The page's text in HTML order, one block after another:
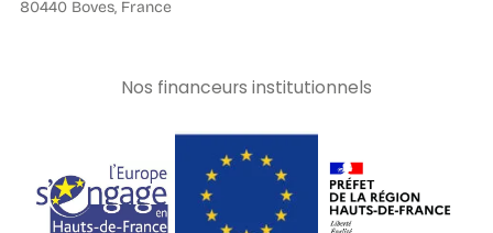
80440 Boves, France
Nos financeurs institutionnels